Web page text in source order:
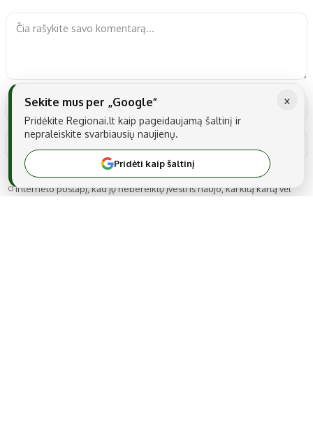
Noriu savo interneto naršyklėje išsaugoti vardą, el. pašto adresą ir
interneto puslapį, kad jų nebereiktų įvesti iš naujo, kai kitą kartą vėl
×
Sekite mus per „Google“
Pridėkite Regionai.lt kaip pageidaujamą šaltinį ir
nepraleiskite svarbiausių naujienų.
Pridėti kaip šaltinį